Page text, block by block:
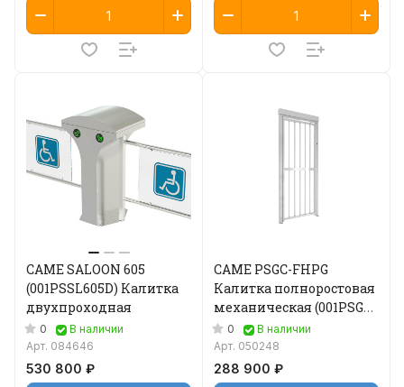
CAME SALOON 605
(001PSSL605D) Калитка
двухпроходная
0
В наличии
Арт. 084646
530 800 ₽
CAME PSGC-FHPG
Калитка полноростовая
механическая (001PSGC-
FHPG)
0
В наличии
Арт. 050248
288 900 ₽